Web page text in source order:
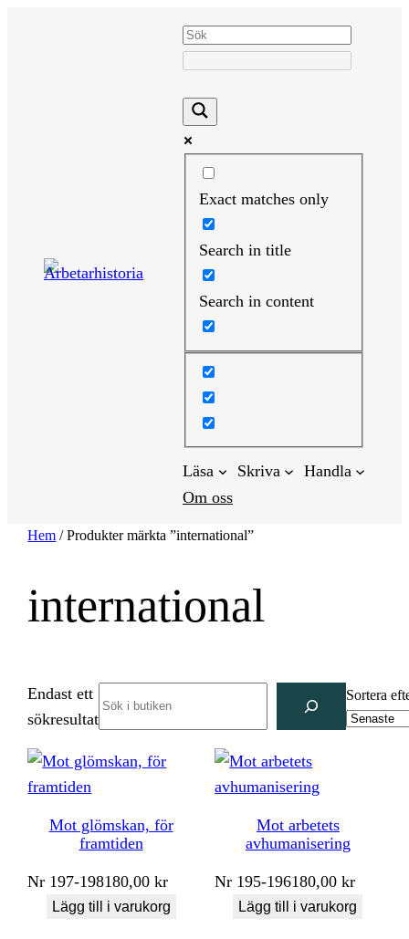
Exact matches only
Search in title
Search in content
Läsa Skriva
Handla
Om oss
Hem / Produkter märkta ”international”
international
Endast ett
sökresultat
Sortera
Mot glömskan, för
framtiden
Nr 197-198180,00kr
Lägg till i varukorg
Mot arbetets
avhumanisering
Nr 195-196180,00kr
Lägg till i varukorg